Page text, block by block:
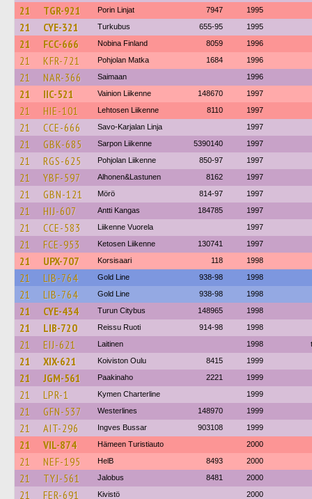
21 TGR-921 Porin Linjat 7947 1995
21 CYE-321 Turkubus 655-95 1995
21 FCC-666 Nobina Finland 8059 1996
21 KFR-721 Pohjolan Matka 1684 1996
21 NAR-366 Saimaan 1996
21 IIC-521 Vainion Liikenne 148670 1997
21 HIE-101 Lehtosen Liikenne 8110 1997
21 CCE-666 Savo-Karjalan Linja 1997
21 GBK-685 Sarpon Liikenne 5390140 1997
21 RGS-625 Pohjolan Liikenne 850-97 1997
21 YBF-597 Alhonen&Lastunen 8162 1997
21 GBN-121 Mörö 814-97 1997
21 HIJ-607 Antti Kangas 184785 1997
21 CCE-583 Liikenne Vuorela 1997
21 FCE-953 Ketosen Liikenne 130741 1997
21 UPX-707 Korsisaari 118 1998
21 LIB-764 Gold Line 938-98 1998
21 LIB-764 Gold Line 938-98 1998
21 CYE-434 Turun Citybus 148965 1998
21 LIB-720 Reissu Ruoti 914-98 1998
21 EIJ-621 Laitinen 1998
21 XIX-621 Koiviston Oulu 8415 1999
21 JGM-561 Paakinaho 2221 1999
21 LPR-1 Kymen Charterline 1999
21 GFN-537 Westerlines 148970 1999
21 AIT-296 Ingves Bussar 903108 1999
21 VIL-874 Hämeen Turistiauto 2000
21 NEF-195 HelB 8493 2000
21 TYJ-561 Jalobus 8481 2000
21 FER-691 Kivistö 2000